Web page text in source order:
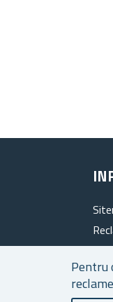
Pentru